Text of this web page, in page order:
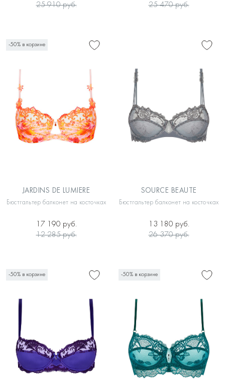
25 910 руб.
25 470 руб.
-50% в корзине
JARDINS DE LUMIERE
Бюстгальтер балконет на косточках
17 190 руб.
12 285 руб.
SOURCE BEAUTE
Бюстгальтер балконет на косточках
13 180 руб.
26 370 руб.
-50% в корзине -50% в корзине